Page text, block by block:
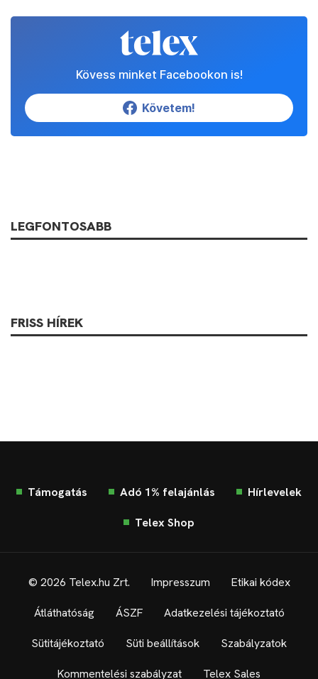
Kövess minket Facebookon is!
Követem!
LEGFONTOSABB
FRISS HÍREK
Támogatás Adó 1% felajánlás Hírlevelek
Telex Shop
© 2026 Telex.hu Zrt. Impresszum Etikai kódex
Átláthatóság ÁSZF Adatkezelési tájékoztató
Sütitájékoztató Süti beállítások Szabályzatok
Kommentelési szabályzat Telex Sales